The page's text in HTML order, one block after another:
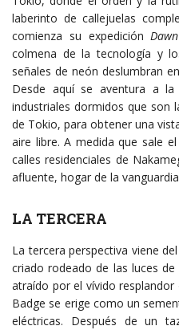
laberinto de callejuelas
comienza su expedición
colmena de la tecnología y
señales de neón deslumbran
Desde aquí se aventura a
industriales dormidos que son
de Tokio, para obtener una
aire libre. A medida que sale
calles residenciales de
afluente, hogar de la
LA TERCERA
La tercera perspectiva viene
criado rodeado de las luces
atraído por el vívido
Badge se erige como un
eléctricas. Después de un